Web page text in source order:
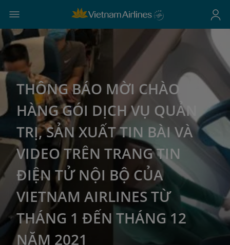
THÔNG BÁO MỜI CHÀO
HÀNG GÓI DỊCH VỤ QUẢN
TRỊ, SẢN XUẤT TIN BÀI VÀ
VIDEO TRÊN TRANG TIN
ĐIỆN TỬ NỘI BỘ CỦA
VIETNAM AIRLINES TỪ
THÁNG 1 ĐẾN THÁNG 12
NĂM 2021